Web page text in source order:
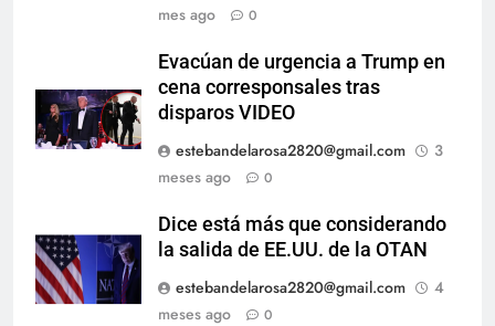
mes ago
0
Evacúan de urgencia a Trump en
cena corresponsales tras
disparos VIDEO
estebandelarosa2820@gmail.com
3
meses ago
0
Dice está más que considerando
la salida de EE.UU. de la OTAN
estebandelarosa2820@gmail.com
4
meses ago
0